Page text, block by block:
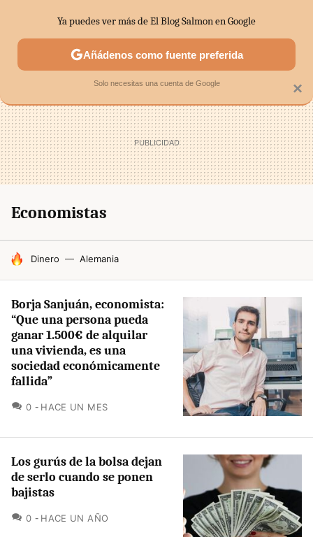
SECTORES ECONOMÍA DOMÉSTICA MERCADOS
Economistas
HOY SE HABLA DE
Dinero Alemania
Borja Sanjuán, economista:
“Que una persona pueda
ganar 1.500€ de alquilar
una vivienda, es una
sociedad económicamente
fallida”
0 COMENTARIOS
HACE UN MES
Los gurús de la bolsa dejan
de serlo cuando se ponen
bajistas
0 COMENTARIOS
HACE UN AÑO
×
Ya puedes ver más de El Blog Salmon en Google
Añádenos como fuente preferida
Solo necesitas una cuenta de Google